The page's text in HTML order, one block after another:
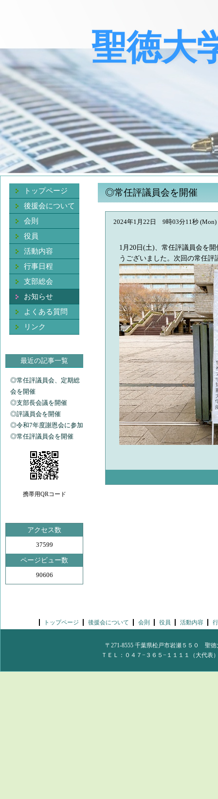
聖徳大
◎常任評議員会を開催
2024年1月22日 9時03分11秒 (Mon)
1月20日(土)、常任評議員会を
うございました。次回の常任
トップページ
後援会について
会則
役員
活動内容
行事日程
支部総会
お知らせ
よくある質問
リンク
最近の記事一覧
◎常任評議員会、定期総
会を開催
◎支部長会議を開催
◎評議員会を開催
◎令和7年度謝恩会に参加
◎常任評議員会を開催
携帯用QRコード
アクセス数
37599
ページビュー数
90606
トップページ 後援会について 会則 役員 活動内容
〒271-8555 千葉県松戸市岩瀬５５０ 聖
ＴＥＬ：０４７−３６５−１１１１（大代表